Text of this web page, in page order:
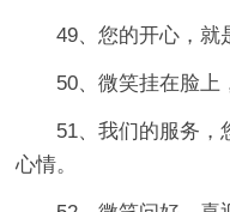
49、您的开心，就
50、微笑挂在脸上
51、我们的服务，
心情。